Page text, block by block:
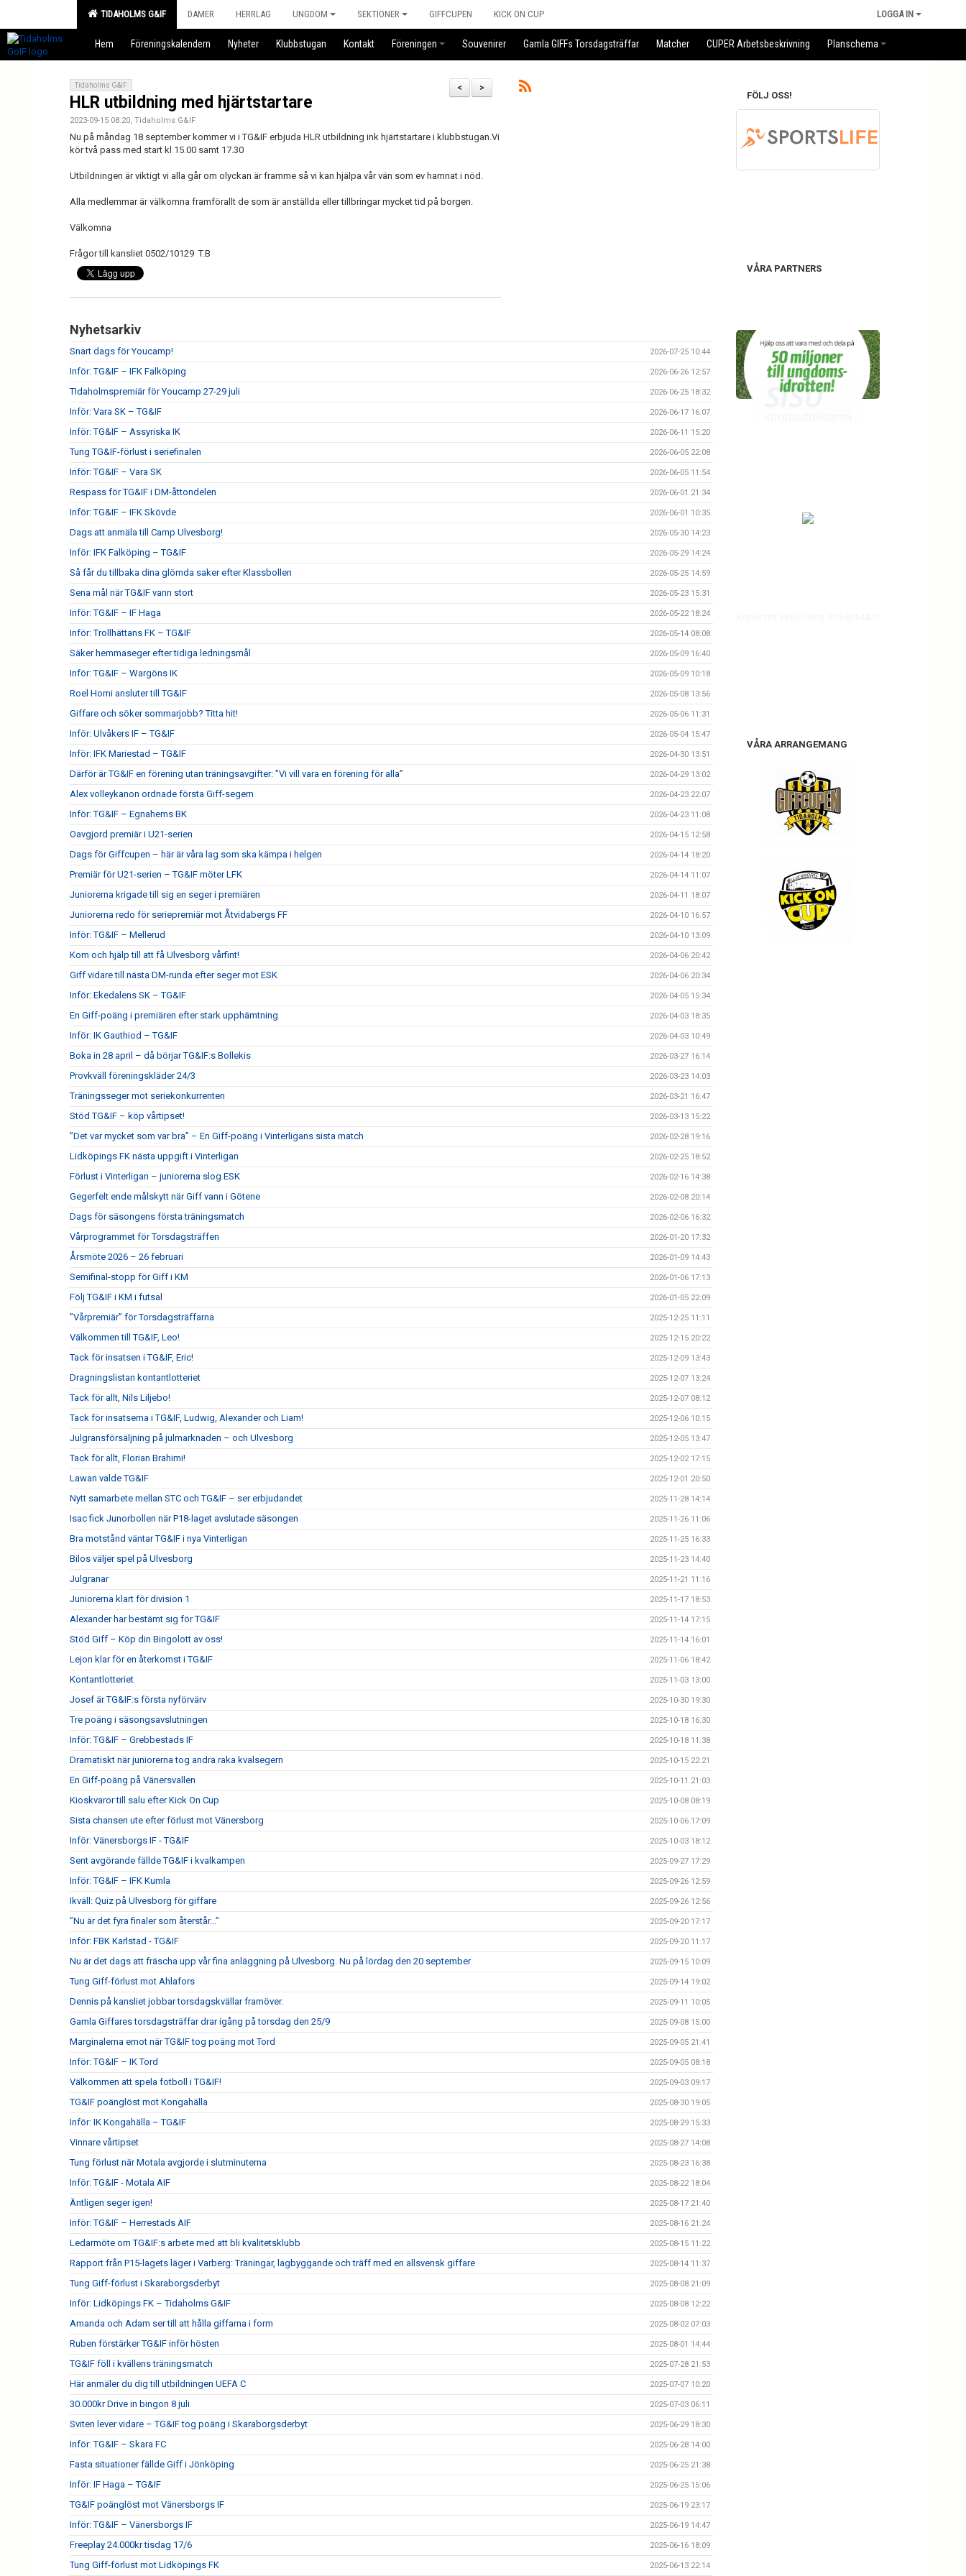
TIDAHOLMS G&IF DAMER HERRLAG UNGDOM SEKTIONER GIFFCUPEN KICK ON CUP LOGGA IN
Hem Föreningskalendern Nyheter Klubbstugan Kontakt Föreningen Souvenirer Gamla GIFFs Torsdagsträffar Matcher CUPER Arbetsbeskrivning Planschema
>
<
Tidaholms G&IF
HLR utbildning med hjärtstartare
2023-09-15 08:20, Tidaholms G&IF
Nu på måndag 18 september kommer vi i TG&IF erbjuda HLR utbildning ink hjärtstartare i klubbstugan.Vi
kör två pass med start kl 15.00 samt 17.30
Utbildningen är viktigt vi alla går om olyckan är framme så vi kan hjälpa vår vän som ev hamnat i nöd.
Alla medlemmar är välkomna framförallt de som är anställda eller tillbringar mycket tid på borgen.
Välkomna
Frågor till kansliet 0502/10129 T.B
Nyhetsarkiv
Snart dags för Youcamp! 2026-07-25 10:44
Inför: TG&IF – IFK Falköping 2026-06-26 12:57
TIdaholmspremiär för Youcamp 27-29 juli 2026-06-25 18:32
Inför: Vara SK – TG&IF 2026-06-17 16:07
Inför: TG&IF – Assyriska IK 2026-06-11 15:20
Tung TG&IF-förlust i seriefinalen 2026-06-05 22:08
Inför: TG&IF – Vara SK 2026-06-05 11:54
Respass för TG&IF i DM-åttondelen 2026-06-01 21:34
Inför: TG&IF – IFK Skövde 2026-06-01 10:35
Dags att anmäla till Camp Ulvesborg! 2026-05-30 14:23
Inför: IFK Falköping – TG&IF 2026-05-29 14:24
Så får du tillbaka dina glömda saker efter Klassbollen 2026-05-25 14:59
Sena mål när TG&IF vann stort 2026-05-23 15:31
Inför: TG&IF – IF Haga 2026-05-22 18:24
Inför: Trollhättans FK – TG&IF 2026-05-14 08:08
Säker hemmaseger efter tidiga ledningsmål 2026-05-09 16:40
Inför: TG&IF – Wargöns IK 2026-05-09 10:18
Roel Homi ansluter till TG&IF 2026-05-08 13:56
Giffare och söker sommarjobb? Titta hit! 2026-05-06 11:31
Inför: Ulvåkers IF – TG&IF 2026-05-04 15:47
Inför: IFK Mariestad – TG&IF 2026-04-30 13:51
Därför är TG&IF en förening utan träningsavgifter: ”Vi vill vara en förening för alla” 2026-04-29 13:02
Alex volleykanon ordnade första Giff-segern 2026-04-23 22:07
Inför: TG&IF – Egnahems BK 2026-04-23 11:08
Oavgjord premiär i U21-serien 2026-04-15 12:58
Dags för Giffcupen – här är våra lag som ska kämpa i helgen 2026-04-14 18:20
Premiär för U21-serien – TG&IF möter LFK 2026-04-14 11:07
Juniorerna krigade till sig en seger i premiären 2026-04-11 18:07
Juniorerna redo för seriepremiär mot Åtvidabergs FF 2026-04-10 16:57
Inför: TG&IF – Mellerud 2026-04-10 13:09
Kom och hjälp till att få Ulvesborg vårfint! 2026-04-06 20:42
Giff vidare till nästa DM-runda efter seger mot ESK 2026-04-06 20:34
Inför: Ekedalens SK – TG&IF 2026-04-05 15:34
En Giff-poäng i premiären efter stark upphämtning 2026-04-03 18:35
Inför: IK Gauthiod – TG&IF 2026-04-03 10:49
Boka in 28 april – då börjar TG&IF:s Bollekis 2026-03-27 16:14
Provkväll föreningskläder 24/3 2026-03-23 14:03
Träningsseger mot seriekonkurrenten 2026-03-21 16:47
Stöd TG&IF – köp vårtipset! 2026-03-13 15:22
”Det var mycket som var bra” – En Giff-poäng i Vinterligans sista match 2026-02-28 19:16
Lidköpings FK nästa uppgift i Vinterligan 2026-02-25 18:52
Förlust i Vinterligan – juniorerna slog ESK 2026-02-16 14:38
Gegerfelt ende målskytt när Giff vann i Götene 2026-02-08 20:14
Dags för säsongens första träningsmatch 2026-02-06 16:32
Vårprogrammet för Torsdagsträffen 2026-01-20 17:32
Årsmöte 2026 – 26 februari 2026-01-09 14:43
Semifinal-stopp för Giff i KM 2026-01-06 17:13
Följ TG&IF i KM i futsal 2026-01-05 22:09
”Vårpremiär” för Torsdagsträffarna 2025-12-25 11:11
Välkommen till TG&IF, Leo! 2025-12-15 20:22
Tack för insatsen i TG&IF, Eric! 2025-12-09 13:43
Dragningslistan kontantlotteriet 2025-12-07 13:24
Tack för allt, Nils Liljebo! 2025-12-07 08:12
Tack för insatserna i TG&IF, Ludwig, Alexander och Liam! 2025-12-06 10:15
Julgransförsäljning på julmarknaden – och Ulvesborg 2025-12-05 13:47
Tack för allt, Florian Brahimi! 2025-12-02 17:15
Lawan valde TG&IF 2025-12-01 20:50
Nytt samarbete mellan STC och TG&IF – ser erbjudandet 2025-11-28 14:14
Isac fick Junorbollen när P18-laget avslutade säsongen 2025-11-26 11:06
Bra motstånd väntar TG&IF i nya Vinterligan 2025-11-25 16:33
Bilos väljer spel på Ulvesborg 2025-11-23 14:40
Julgranar 2025-11-21 11:16
Juniorerna klart för division 1 2025-11-17 18:53
Alexander har bestämt sig för TG&IF 2025-11-14 17:15
Stöd Giff – Köp din Bingolott av oss! 2025-11-14 16:01
Lejon klar för en återkomst i TG&IF 2025-11-06 18:42
Kontantlotteriet 2025-11-03 13:00
Josef är TG&IF:s första nyförvärv 2025-10-30 19:30
Tre poäng i säsongsavslutningen 2025-10-18 16:30
Inför: TG&IF – Grebbestads IF 2025-10-18 11:38
Dramatiskt när juniorerna tog andra raka kvalsegern 2025-10-15 22:21
En Giff-poäng på Vänersvallen 2025-10-11 21:03
Kioskvaror till salu efter Kick On Cup 2025-10-08 08:19
Sista chansen ute efter förlust mot Vänersborg 2025-10-06 17:09
Inför: Vänersborgs IF - TG&IF 2025-10-03 18:12
Sent avgörande fällde TG&IF i kvalkampen 2025-09-27 17:29
Inför: TG&IF – IFK Kumla 2025-09-26 12:59
Ikväll: Quiz på Ulvesborg för giffare 2025-09-26 12:56
”Nu är det fyra finaler som återstår...” 2025-09-20 17:17
Inför: FBK Karlstad - TG&IF 2025-09-20 11:17
Nu är det dags att fräscha upp vår fina anläggning på Ulvesborg. Nu på lördag den 20 september 2025-09-15 10:09
Tung Giff-förlust mot Ahlafors 2025-09-14 19:02
Dennis på kansliet jobbar torsdagskvällar framöver. 2025-09-11 10:05
Gamla Giffares torsdagsträffar drar igång på torsdag den 25/9 2025-09-08 15:00
Marginalerna emot när TG&IF tog poäng mot Tord 2025-09-05 21:41
Inför: TG&IF – IK Tord 2025-09-05 08:18
Välkommen att spela fotboll i TG&IF! 2025-09-03 09:17
TG&IF poänglöst mot Kongahälla 2025-08-30 19:05
Inför: IK Kongahälla – TG&IF 2025-08-29 15:33
Vinnare vårtipset 2025-08-27 14:08
Tung förlust när Motala avgjorde i slutminuterna 2025-08-23 16:38
Inför: TG&IF - Motala AIF 2025-08-22 18:04
Äntligen seger igen! 2025-08-17 21:40
Inför: TG&IF – Herrestads AIF 2025-08-16 21:24
Ledarmöte om TG&IF:s arbete med att bli kvalitetsklubb 2025-08-15 11:22
Rapport från P15-lagets läger i Varberg: Träningar, lagbyggande och träff med en allsvensk giffare 2025-08-14 11:37
Tung Giff-förlust i Skaraborgsderbyt 2025-08-08 21:09
Inför: Lidköpings FK – Tidaholms G&IF 2025-08-08 12:22
Amanda och Adam ser till att hålla giffarna i form 2025-08-02 07:03
Ruben förstärker TG&IF inför hösten 2025-08-01 14:44
TG&IF föll i kvällens träningsmatch 2025-07-28 21:53
Här anmäler du dig till utbildningen UEFA C 2025-07-07 10:20
30.000kr Drive in bingon 8 juli 2025-07-03 06:11
Sviten lever vidare – TG&IF tog poäng i Skaraborgsderbyt 2025-06-29 18:30
Inför: TG&IF – Skara FC 2025-06-28 14:00
Fasta situationer fällde Giff i Jönköping 2025-06-25 21:38
Inför: IF Haga – TG&IF 2025-06-25 15:06
TG&IF poänglöst mot Vänersborgs IF 2025-06-19 23:17
Inför: TG&IF – Vänersborgs IF 2025-06-19 14:47
Freeplay 24.000kr tisdag 17/6 2025-06-16 18:09
Tung Giff-förlust mot Lidköpings FK 2025-06-13 22:14
FÖLJ OSS!
VÅRA PARTNERS
VÅRA ARRANGEMANG